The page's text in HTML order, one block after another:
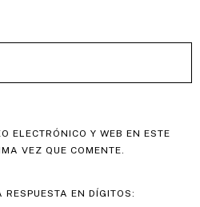
ELECTRÓNICO Y WEB EN ESTE
VEZ QUE COMENTE.
RESPUESTA EN DÍGITOS: